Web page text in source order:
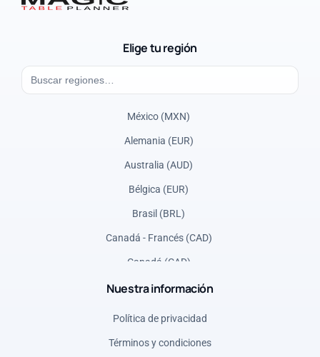
Elige tu región
México (MXN)
Alemania (EUR)
Australia (AUD)
Bélgica (EUR)
Brasil (BRL)
Canadá - Francés (CAD)
Canadá (CAD)
Dinamarca (DKK)
Nuestra información
Política de privacidad
Términos y condiciones